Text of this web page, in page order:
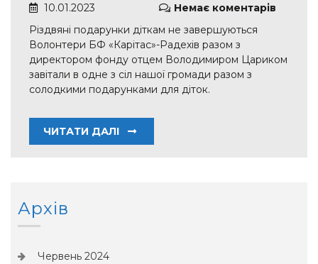
10.01.2023
Немає коментарів
Різдвяні подарунки діткам не завершуються
Волонтери БФ «Карітас»-Радехів разом з
директором фонду отцем Володимиром Цариком
завітали в одне з сіл нашої громади разом з
солодкими подарунками для діток.
ЧИТАТИ ДАЛІ
Архів
Червень 2024